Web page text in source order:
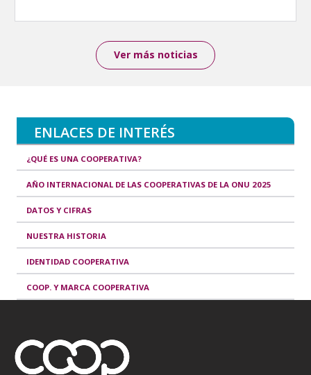
Ver más noticias
ENLACES DE INTERÉS
¿QUÉ ES UNA COOPERATIVA?
AÑO INTERNACIONAL DE LAS COOPERATIVAS DE LA ONU 2025
DATOS Y CIFRAS
NUESTRA HISTORIA
IDENTIDAD COOPERATIVA
COOP. Y MARCA COOPERATIVA